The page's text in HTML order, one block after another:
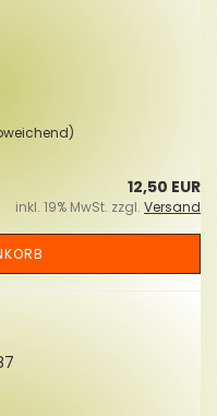
12,50 EUR
inkl. 19% MwSt. zzgl. Versand